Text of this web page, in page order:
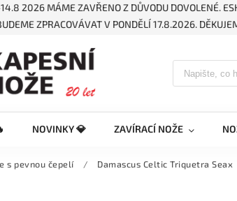
2026 MÁME ZAVŘENO Z DŮVODU DOVOLENÉ.
ZPRACOVÁVAT V PONDĚLÍ 17.8.2026.
NOVINKY 💎 ZAVÍRACÍ NOŽE
s pevnou čepelí / Damascus Celtic Triquetra Seax